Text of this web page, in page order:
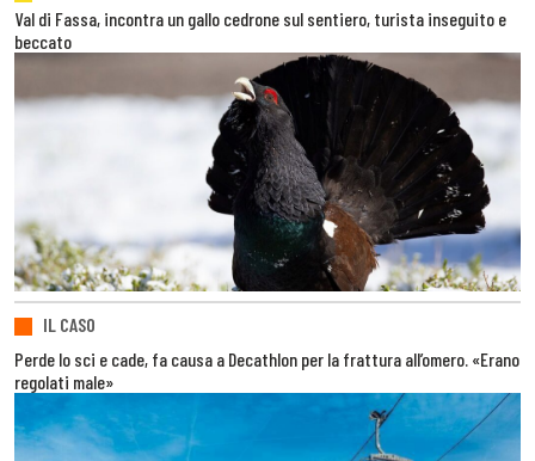
Val di Fassa, incontra un gallo cedrone sul sentiero, turista inseguito e
beccato
IL CASO
Perde lo sci e cade, fa causa a Decathlon per la frattura all’omero. «Erano
regolati male»